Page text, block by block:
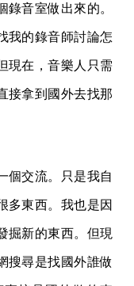
音室做出來的。
我的錄音師討論怎
現在，音樂人只需
接拿到國外去找那
個交流。只是我自
多東西。我也是因
掘新的東西。但現
搜尋是找國外誰做